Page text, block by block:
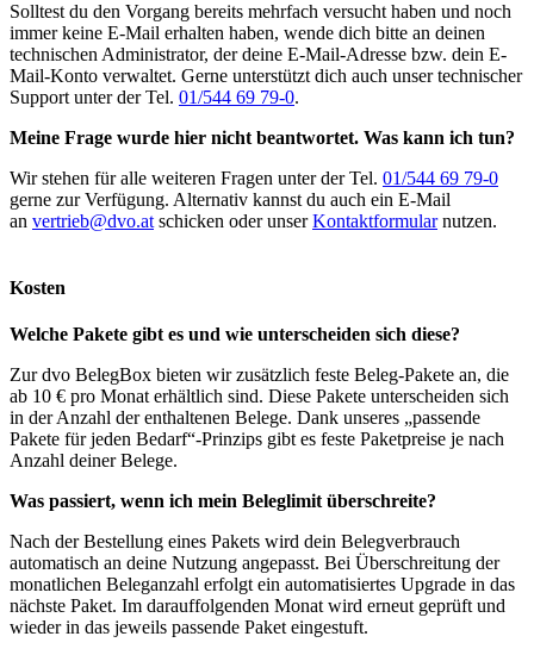
Solltest du den Vorgang bereits mehrfach versucht haben und noch
immer keine E-Mail erhalten haben, wende dich bitte an deinen
technischen Administrator, der deine E-Mail-Adresse bzw. dein E-
Mail-Konto verwaltet. Gerne unterstützt dich auch unser technischer
Support unter der Tel. 01/544 69 79-0.
Meine Frage wurde hier nicht beantwortet. Was kann ich tun?
Wir stehen für alle weiteren Fragen unter der Tel. 01/544 69 79-0
gerne zur Verfügung. Alternativ kannst du auch ein E-Mail
an vertrieb@dvo.at schicken oder unserKontaktformularnutzen.
Kosten
Welche Pakete gibt es und wie unterscheiden sich diese?
Zur dvo BelegBox bieten wir zusätzlich feste Beleg-Pakete an, die
ab 10 € pro Monat erhältlich sind. Diese Pakete unterscheiden sich
in der Anzahl der enthaltenen Belege. Dank unseres „passende
Pakete für jeden Bedarf“-Prinzips gibt es feste Paketpreise je nach
Anzahl deiner Belege.
Was passiert, wenn ich mein Beleglimit überschreite?
Nach der Bestellung eines Pakets wird dein Belegverbrauch
automatisch an deine Nutzung angepasst. Bei Überschreitung der
monatlichen Beleganzahl erfolgt ein automatisiertes Upgrade in das
nächste Paket. Im darauffolgenden Monat wird erneut geprüft und
wieder in das jeweils passende Paket eingestuft.